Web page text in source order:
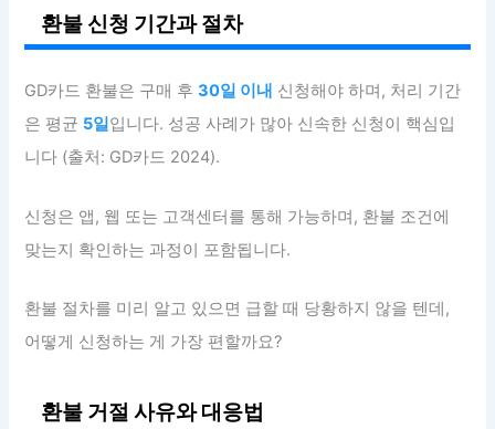
환불 신청 기간과 절차
GD카드 환불은 구매 후30일 이내 신청해야 하며, 처리 기간
은 평균 5일입니다. 성공 사례가 많아 신속한 신청이 핵심입
니다 (출처: GD카드 2024).
신청은 앱, 웹 또는 고객센터를 통해 가능하며, 환불 조건에
맞는지 확인하는 과정이 포함됩니다.
환불 절차를 미리 알고 있으면 급할 때 당황하지 않을 텐데,
어떻게 신청하는 게 가장 편할까요?
환불 거절 사유와 대응법